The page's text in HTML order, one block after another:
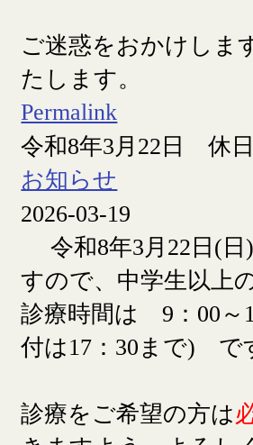
ご迷惑をおかけしま
たします。
Permalink
令和8年3月22日 休
お知らせ
2026-03-19
令和8年3月22日(日
すので、中学生以上
診療時間は 9：00～
付は17：30まで) で
診療をご希望の方は